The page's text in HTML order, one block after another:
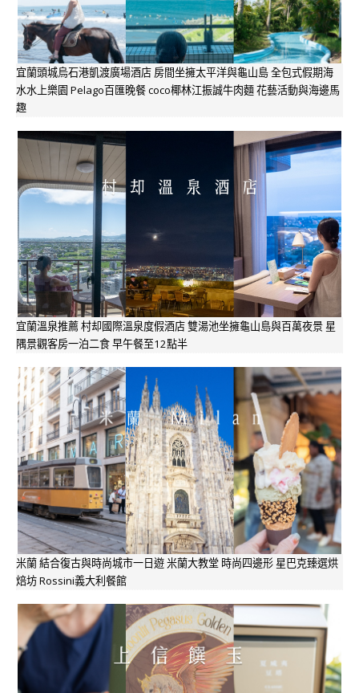
宜蘭頭城烏石港凱渡廣場酒店 房間坐擁太平洋與龜山島 全包式假期海
水水上樂園 Pelago百匯晚餐 coco椰林江振誠牛肉麵 花藝活動與海邊馬
趣
宜蘭溫泉推薦 村却國際溫泉度假酒店 雙湯池坐擁龜山島與百萬夜景 星
隅景觀客房一泊二食 早午餐至12點半
米蘭 結合復古與時尚城市一日遊 米蘭大教堂 時尚四邊形 星巴克臻選烘
焙坊 Rossini義大利餐館